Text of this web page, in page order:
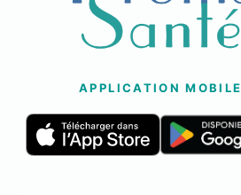
APPLICATION MOBILE